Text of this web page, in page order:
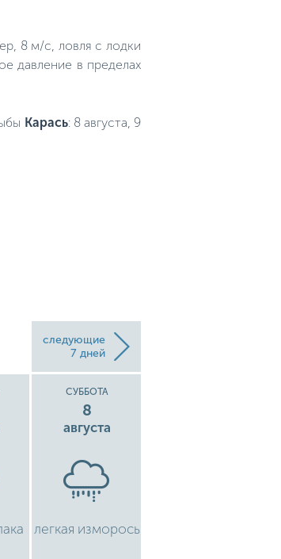
8 м/с, ловля с лодки
давление в пределах
Карась: 8 августа, 9
следующие
7 дней
СУББОТА
8
августа
легкая изморось